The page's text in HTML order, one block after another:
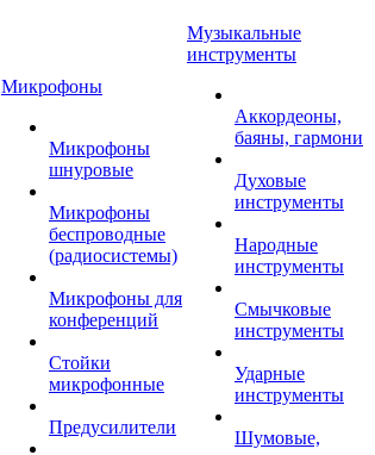
Микрофоны
Микрофоны
шнуровые
Микрофоны
беспроводные
(радиосистемы)
Микрофоны для
конференций
Стойки
микрофонные
Предусилители
Музыкальные
инструменты
Аккордеоны,
баяны, гармони
Духовые
инструменты
Народные
инструменты
Смычковые
инструменты
Ударные
инструменты
Шумовые,